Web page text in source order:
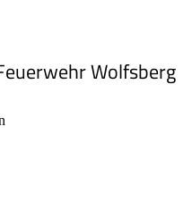
Wolfsberg